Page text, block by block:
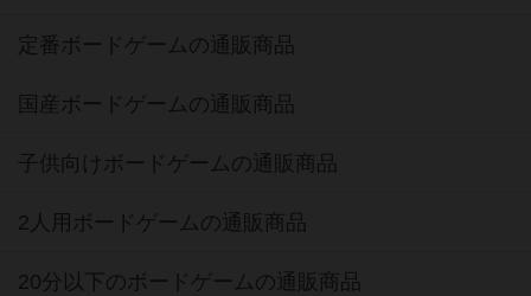
定番ボードゲームの通販商品
国産ボードゲームの通販商品
子供向けボードゲームの通販商品
2人用ボードゲームの通販商品
20分以下のボードゲームの通販商品